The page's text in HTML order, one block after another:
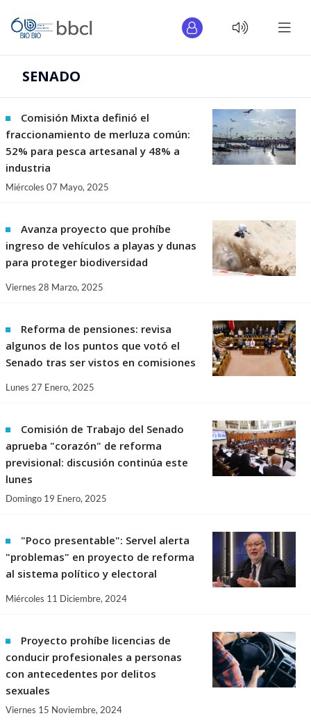
SENADO
Comisión Mixta definió el
fraccionamiento de merluza común:
52% para pesca artesanal y 48% a
industria
Miércoles 07 Mayo, 2025
Avanza proyecto que prohíbe
ingreso de vehículos a playas y dunas
para proteger biodiversidad
Viernes 28 Marzo, 2025
Reforma de pensiones: revisa
algunos de los puntos que votó el
Senado tras ser vistos en comisiones
Lunes 27 Enero, 2025
Comisión de Trabajo del Senado
aprueba "corazón" de reforma
previsional: discusión continúa este
lunes
Domingo 19 Enero, 2025
"Poco presentable": Servel alerta
"problemas" en proyecto de reforma
al sistema político y electoral
Miércoles 11 Diciembre, 2024
Proyecto prohíbe licencias de
conducir profesionales a personas
con antecedentes por delitos
sexuales
Viernes 15 Noviembre, 2024